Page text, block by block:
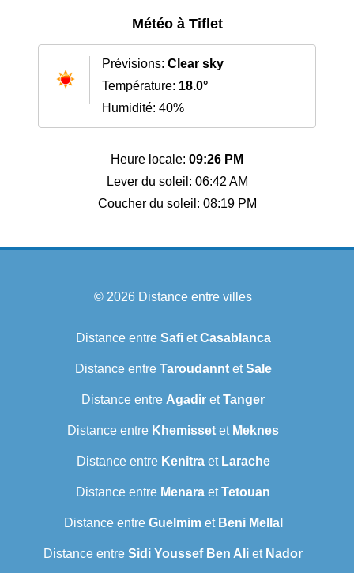
Météo à Tiflet
Prévisions: Clear sky
Température: 18.0°
Humidité: 40%
Heure locale: 09:26 PM
Lever du soleil: 06:42 AM
Coucher du soleil: 08:19 PM
© 2026 Distance entre villes
Distance entre SafietCasablanca
Distance entre TaroudanntetSale
Distance entre Agadir etTanger
Distance entre Khemisset et Meknes
Distance entre Kenitraet Larache
Distance entre Menara etTetouan
Distance entre Guelmimet Beni Mellal
Distance entre Sidi Youssef Ben Ali et Nador